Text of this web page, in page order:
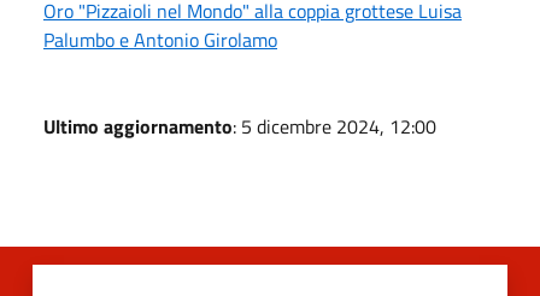
Oro "Pizzaioli nel Mondo" alla coppia grottese Luisa
Palumbo e Antonio Girolamo
Ultimo aggiornamento: 5 dicembre 2024, 12:00